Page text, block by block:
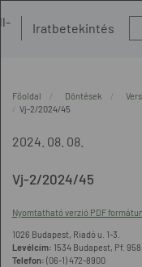
Iratbetekintés
Főoldal Döntések
Vj-2/2024/45
2024. 08. 08.
Vj-2/2024/45
Nyomtatható verzió PDF
1026 Budapest, Riadó u. 1-3.
Levélcím: 1534 Budapest, Pf. 958
Telefon: (06-1) 472-8900